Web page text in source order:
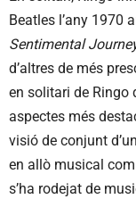
Beatles l’any 1970
Sentimental
d’altres de més
en solitari de Ringo
aspectes més
visió de conjunt
en allò musical
s’ha rodejat de